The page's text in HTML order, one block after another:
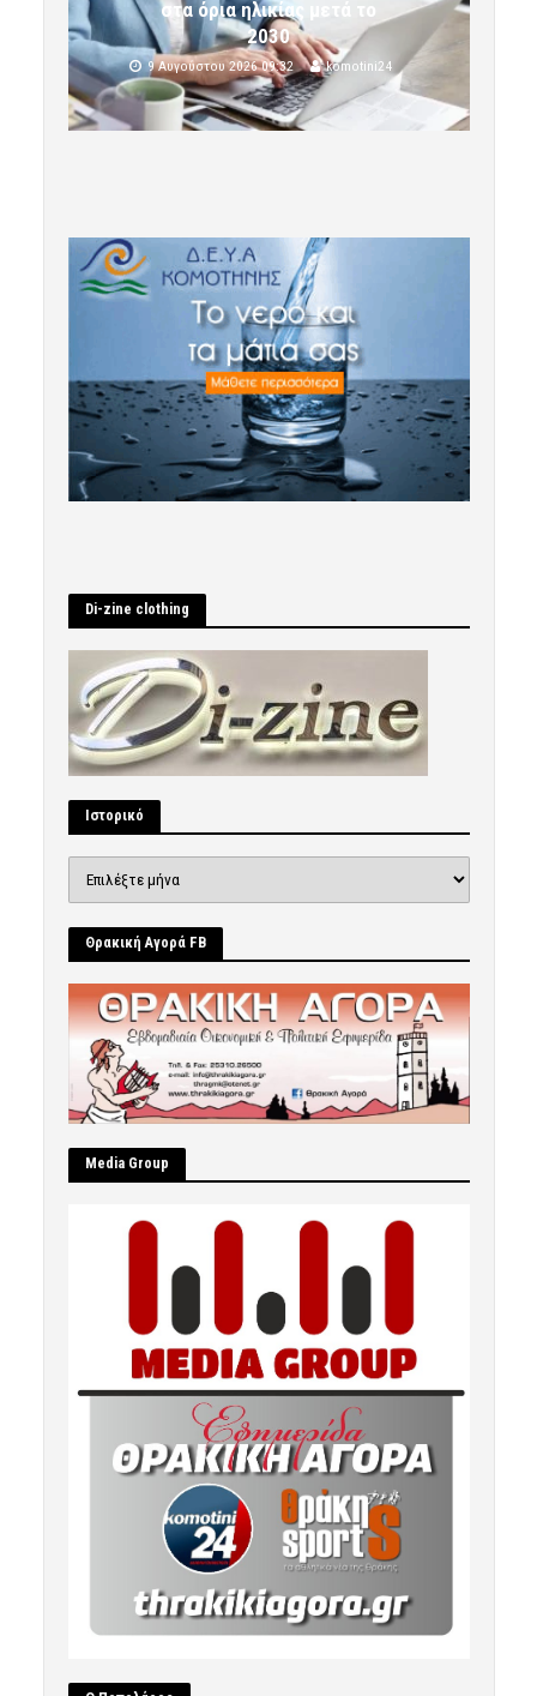
στα όρια ηλικίας μετά το
2030
9 Αυγούστου 2026 09:32 komotini24
Di-zine clothing
Ιστορικό
Θρακική Αγορά FB
Μedia Group